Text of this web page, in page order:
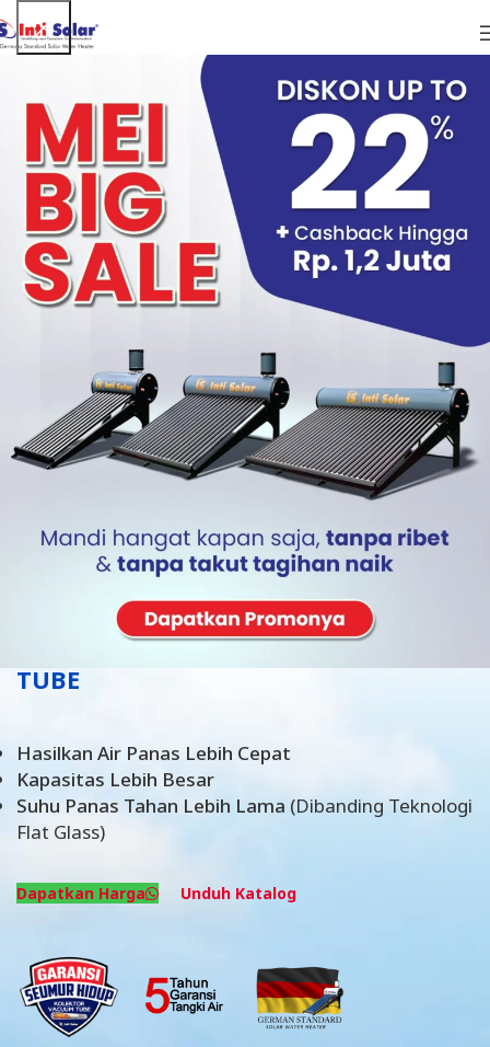
#1 Pemanas Air Tenaga Surya
dengan Teknologi JermanVACUUM
TUBE
Hasilkan Air Panas Lebih Cepat
Kapasitas Lebih Besar
Suhu Panas Tahan Lebih Lama (Dibanding Teknologi
Flat Glass)
Dapatkan Harga Unduh Katalog